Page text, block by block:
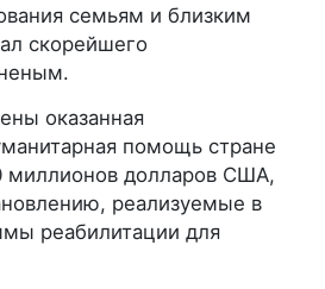
семьям и близким
скорейшего
оказанная
помощь стране
миллионов долларов США,
реализуемые в
реабилитации для